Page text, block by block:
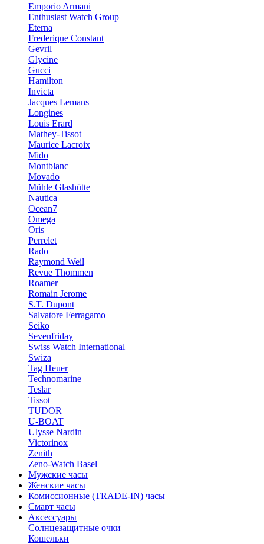
Emporio Armani
Enthusiast Watch Group
Eterna
Frederique Constant
Gevril
Glycine
Gucci
Hamilton
Invicta
Jacques Lemans
Longines
Louis Erard
Mathey-Tissot
Maurice Lacroix
Mido
Montblanc
Movado
Mühle Glashütte
Nautica
Ocean7
Omega
Oris
Perrelet
Rado
Raymond Weil
Revue Thommen
Roamer
Romain Jerome
S.T. Dupont
Salvatore Ferragamo
Seiko
Sevenfriday
Swiss Watch International
Swiza
Tag Heuer
Technomarine
Teslar
Tissot
TUDOR
U-BOAT
Ulysse Nardin
Victorinox
Zenith
Zeno-Watch Basel
Мужские часы
Женские часы
Комиссионные (TRADE-IN) часы
Смарт часы
Аксессуары
Солнцезащитные очки
Кошельки